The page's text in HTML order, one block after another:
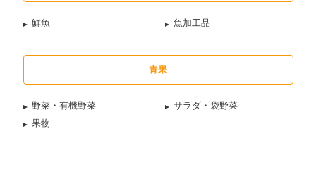
鮮魚 魚加工品
青果
野菜・有機野菜
サラダ・袋野菜
果物